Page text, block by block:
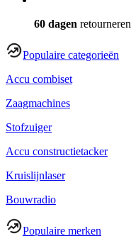
60 dagen retourneren
Populaire categorieën
Accu combiset
Zaagmachines
Stofzuiger
Accu constructietacker
Kruislijnlaser
Bouwradio
Populaire merken